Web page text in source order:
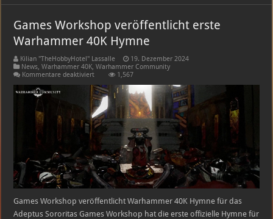
Games Workshop veröffentlicht erste
Warhammer 40K Hymne
Kilian "TheHobbyHotel" Lassalle
19. Dezember 2024
News,Warhammer 40K,Warhammer Community
Kommentare deaktiviertfür
Workshop
veröffentlicht
erste
Warhammer
40K
Hymne
1,567
Games Workshop veröffentlicht Warhammer 40K Hymne für das
Adeptus Sororitas Games Workshop hat die erste offizielle Hymne für